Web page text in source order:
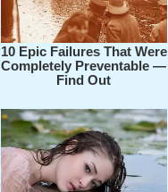
10 Epic Failures That Were
Completely Preventable —
Find Out